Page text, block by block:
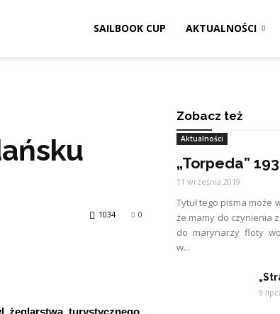
SAILBOOK CUP AKTUALNOŚCI
0
1034
żeglarstwa turystycznego.
Zobacz też
Aktualności
„Torpeda”
11 września 2019
Tytuł tego pisma może
że mamy do czynienia
do marynarzy floty
w...
9